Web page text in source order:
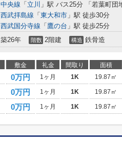
中央線 「 立川 」駅 バス25分 「若葉町団
西武拝島線 「 東大和市 」駅 徒歩30分
西武国分寺線 「 鷹の台 」駅 徒歩25分
築26年 階数 2階建 構造 鉄骨造
敷金 礼金 間取り 面積
0万円 1ヶ月 1K 19.87㎡
0万円 1ヶ月 1K 19.87㎡
0万円 1ヶ月 1K 19.87㎡